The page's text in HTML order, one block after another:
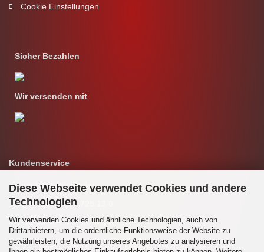
Diese Webseite verwendet Cookies und andere
Technologien
Wir verwenden Cookies und ähnliche Technologien, auch von
Drittanbietern, um die ordentliche Funktionsweise der Website zu
gewährleisten, die Nutzung unseres Angebotes zu analysieren und
Cookie Einstellungen
Sicher Bezahlen
Wir versenden mit
Kundenservice
» Zum Kontaktformular
Tel.:+49 (0)8761 - 725 13 0
E-Mail: info@sws-gastroshop.de
(Mo-Fr 8:00-12:00 und 13:00-17:00 Uhr)